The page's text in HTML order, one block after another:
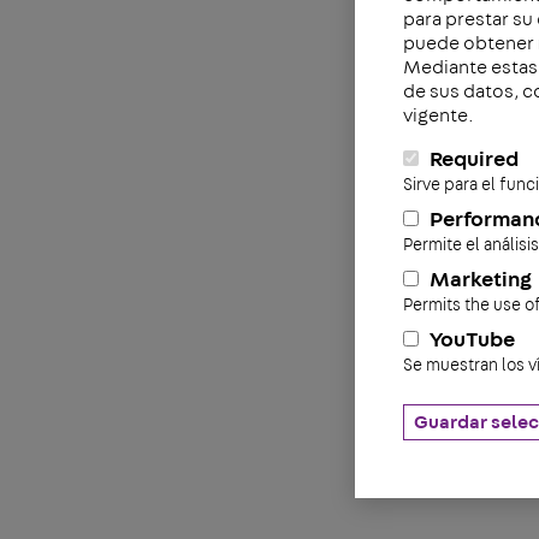
para prestar
puede obtener
Mediante
de sus datos,
vigente.
Required
Sirve para el
Permite el
Marketing
Permits the use
YouTube
Se muestran los
Guardar